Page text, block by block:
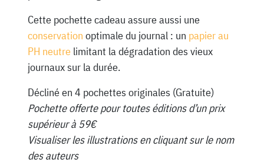
Cette pochette cadeau assure aussi une
conservation optimale du journal : un papier au
PH neutrelimitant la dégradation des vieux
journaux sur la durée.
Décliné en 4 pochettes originales (Gratuite)
Pochette offerte pour toutes éditions d’un prix
supérieur à 59€
Visualiser les illustrations en cliquant sur le nom
des auteurs